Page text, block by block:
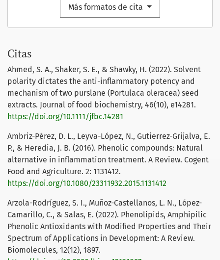
Más formatos de cita
Citas
Ahmed, S. A., Shaker, S. E., & Shawky, H. (2022). Solvent
polarity dictates the anti-inflammatory potency and
mechanism of two purslane (Portulaca oleracea) seed
extracts. Journal of food biochemistry, 46(10), e14281.
https://doi.org/10.1111/jfbc.14281
Ambriz-Pérez, D. L., Leyva-López, N., Gutierrez-Grijalva, E.
P., & Heredia, J. B. (2016). Phenolic compounds: Natural
alternative in inflammation treatment. A Review. Cogent
Food and Agriculture. 2: 1131412.
https://doi.org/10.1080/23311932.2015.1131412
Arzola-Rodríguez, S. I., Muñoz-Castellanos, L. N., López-
Camarillo, C., & Salas, E. (2022). Phenolipids, Amphipilic
Phenolic Antioxidants with Modified Properties and Their
Spectrum of Applications in Development: A Review.
Biomolecules, 12(12), 1897.